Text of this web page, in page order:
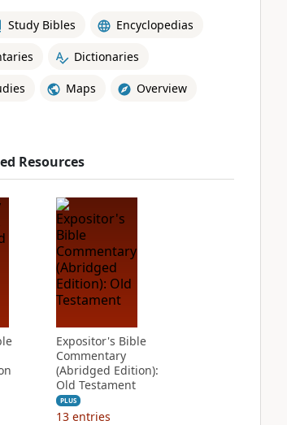
Study Bibles Encyclopedias
Dictionaries
Maps Overview
Resources
Expositor's Bible
Commentary
(Abridged Edition):
Old Testament
PLUS
13 entries